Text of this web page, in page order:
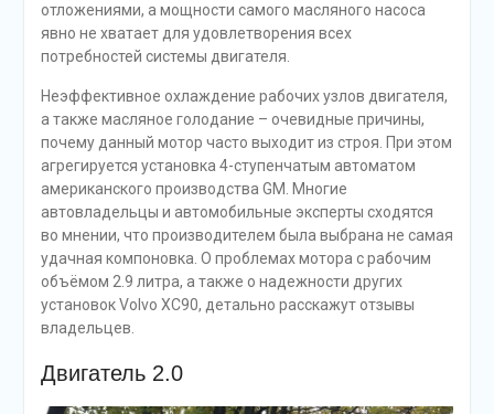
отложениями, а мощности самого масляного насоса
явно не хватает для удовлетворения всех
потребностей системы двигателя.
Неэффективное охлаждение рабочих узлов двигателя,
а также масляное голодание – очевидные причины,
почему данный мотор часто выходит из строя. При этом
агрегируется установка 4-ступенчатым автоматом
американского производства GM. Многие
автовладельцы и автомобильные эксперты сходятся
во мнении, что производителем была выбрана не самая
удачная компоновка. О проблемах мотора с рабочим
объёмом 2.9 литра, а также о надежности других
установок Volvo XC90, детально расскажут отзывы
владельцев.
Двигатель 2.0